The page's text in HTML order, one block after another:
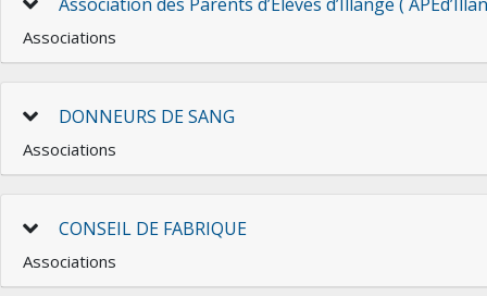
Associations
DONNEURS DE SANG
Associations
CONSEIL DE FABRIQUE
Associations